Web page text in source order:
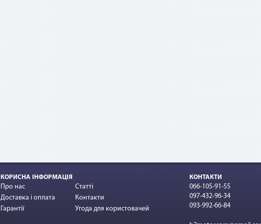
КОРИСНА ІНФОРМАЦІЯ
Про нас
Доставка і оплата
Гарантії
Статті
Контакти
Угода для користовачей
КОНТАКТИ
066-105-91-55
097-432-96-34
093-992-66-84